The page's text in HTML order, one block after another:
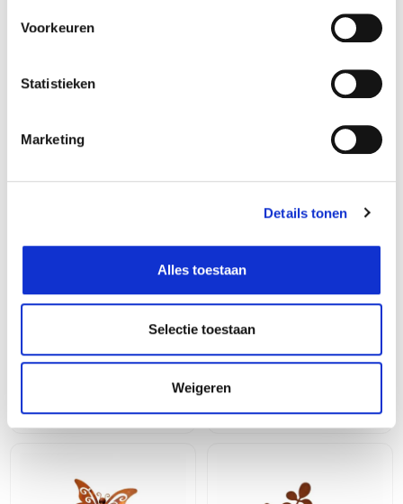
Voorkeuren
Statistieken
Marketing
Details tonen
Alles toestaan
Selectie toestaan
Weigeren
Vogel in 3D om op te hangen
Iron Art
Vlinder op stok - groot